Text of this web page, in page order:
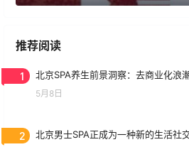
推荐阅读
1 北京SPA养生前景洞察：去商业化浪
5月8日
2 北京男士SPA正成为一种新的生活社